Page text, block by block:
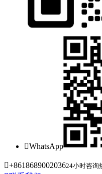
WhatsApp
+861868900203624小时咨询